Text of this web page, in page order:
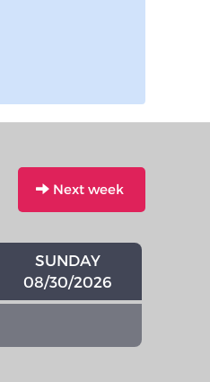
Next week
SUNDAY
08/30/2026